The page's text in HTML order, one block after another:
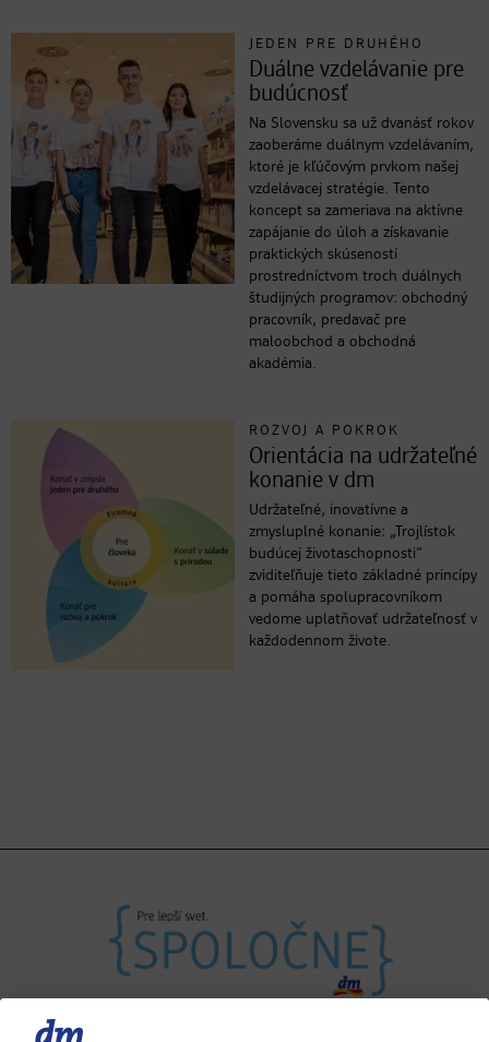
JEDEN PRE DRUHÉHO
Duálne vzdelávanie pre
budúcnosť
Na Slovensku sa už dvanásť rokov
zaoberáme duálnym vzdelávaním,
ktoré je kľúčovým prvkom našej
vzdelávacej stratégie. Tento
koncept sa zameriava na aktívne
zapájanie do úloh a získavanie
praktických skúseností
prostredníctvom troch duálnych
študijných programov: obchodný
pracovník, predavač pre
maloobchod a obchodná
akadémia.
ROZVOJ A POKROK
Orientácia na udržateľné
konanie v dm
Udržateľné, inovatívne a
zmysluplné konanie: „Trojlístok
budúcej životaschopnosti“
zviditeľňuje tieto základné princípy
a pomáha spolupracovníkom
vedome uplatňovať udržateľnosť v
každodennom živote.